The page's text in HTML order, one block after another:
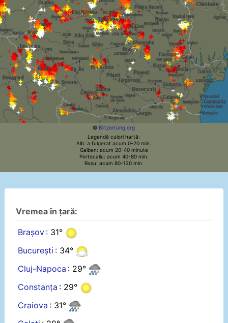
© Blitzortung.org
Legendă culori hartă:
Alb: a fulgerat acum 0-20 min.
Galben: acum 20-40 minute
Portocaliu: acum 40-80 min.
Roșu: acum 80-120 min.
Vremea în țară:
Brașov : 31°
București : 34°
Cluj-Napoca : 29°
Constanța : 29°
Craiova : 31°